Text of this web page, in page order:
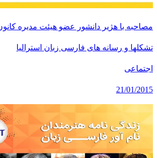
مصاحبه با هژیر دانشور عضو هیئت مدیره کانون
تشکلها و رسانه های فارسی زبان استرالیا
اجتماعی
21/01/2015